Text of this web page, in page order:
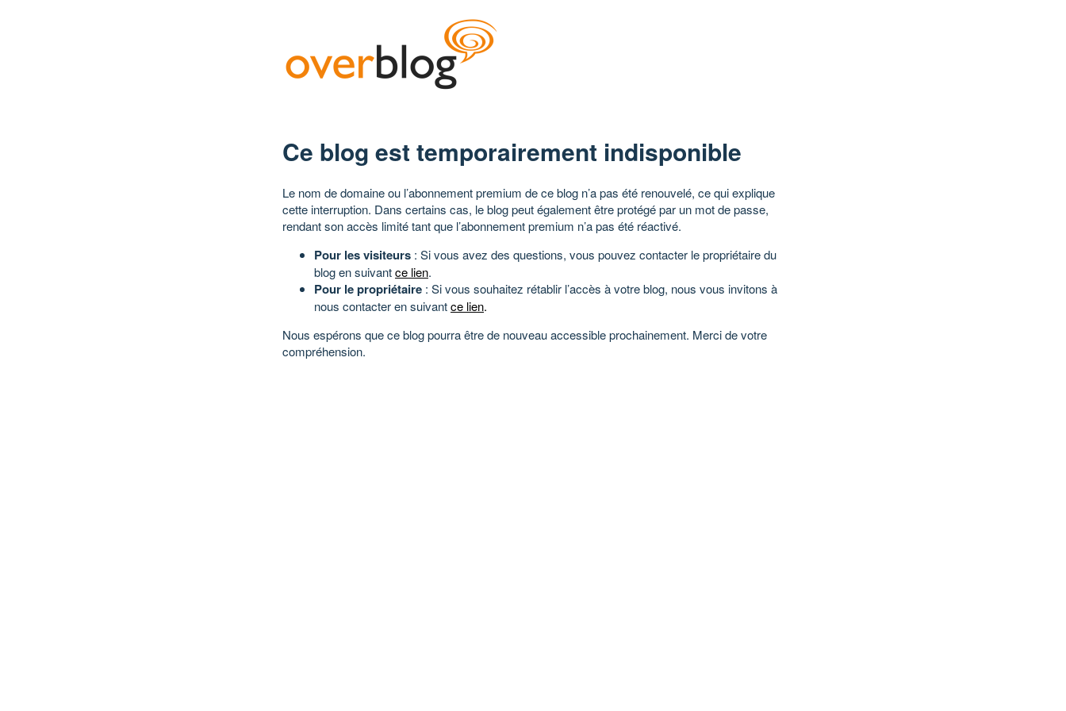
Ce blog est temporairement indisponible
Le nom de domaine ou l’abonnement premium de ce blog n’a pas été renouvelé, ce qui explique
cette interruption. Dans certains cas, le blog peut également être protégé par un mot de passe,
rendant son accès limité tant que l’abonnement premium n’a pas été réactivé.
Pour les visiteurs : Si vous avez des questions, vous pouvez contacter le propriétaire du
blog en suivantce lien.
Pour le propriétaire : Si vous souhaitez rétablir l’accès à votre blog, nous vous invitons à
nous contacter en suivantce lien.
Nous espérons que ce blog pourra être de nouveau accessible prochainement. Merci de votre
compréhension.